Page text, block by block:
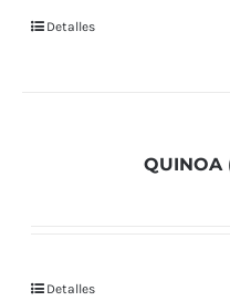
Detalles
QUINOA
Detalles